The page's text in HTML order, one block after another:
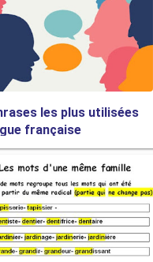
les plus utilisées
française